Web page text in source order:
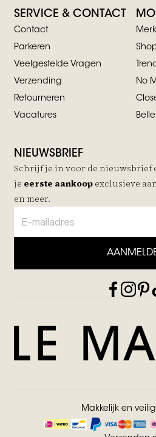
SERVICE & CONTACT
Contact
Parkeren
Veelgestelde Vragen
Verzending
Retourneren
Vacatures
No
NIEUWSBRIEF
Schrijf je in voor de nieuwsbrief
je eerste aankoop exclusieve
en meer.
Makkelijk en